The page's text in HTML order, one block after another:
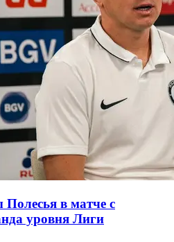
в матче с
уровня Лиги